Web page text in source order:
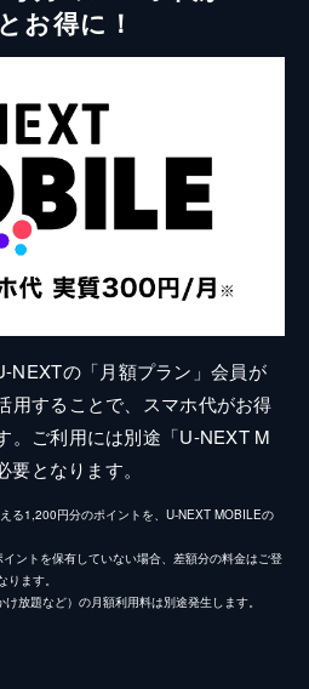
お得に！
NEXTの「月額プラン」会員が
用することで、スマホ代がお得
。ご利用には別途「U-NEXT M
となります。
る1,200円分のポイントを、U-NEXT MOBILEの
ントを保有していない場合、差額分の料金はご登
ます。
放題など）の月額利用料は別途発生します。